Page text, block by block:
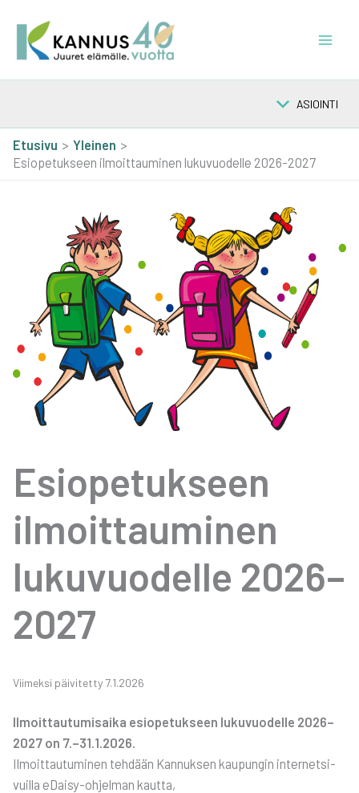
sisältöön
ASIOINTI
Etusivu
Yleinen
Esiopetukseen ilmoittauminen lukuvuodelle 2026-2027
Esio­pe­tuk­seen
ilmoit­tau­mi­nen
luku­vuo­del­le 2026–
2027
Vii­mek­si päi­vi­tet­ty 7.1.2026
Ilmoit­tau­tu­mi­sai­ka esio­pe­tuk­seen luku­vuo­del­le 2026–
2027 on 7.–31.1.2026.
Ilmoit­tau­tu­mi­nen teh­dään Kan­nuk­sen kau­pun­gin inter­net­si­
vuil­la eDai­sy-ohjel­man kaut­ta,